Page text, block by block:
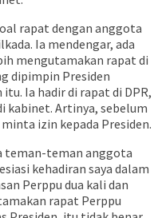
rapat dengan anggota
Ia mendengar, ada
mengutamakan rapat di
dipimpin Presiden
Ia hadir di rapat di DPR,
kabinet. Artinya, sebelum
izin kepada Presiden.
teman-teman anggota
kehadiran saya dalam
Perppu dua kali dan
rapat Perppu